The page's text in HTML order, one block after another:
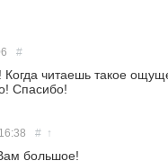
#
Когда читаешь такое
Спасибо!
16:38 # ↑
большое!